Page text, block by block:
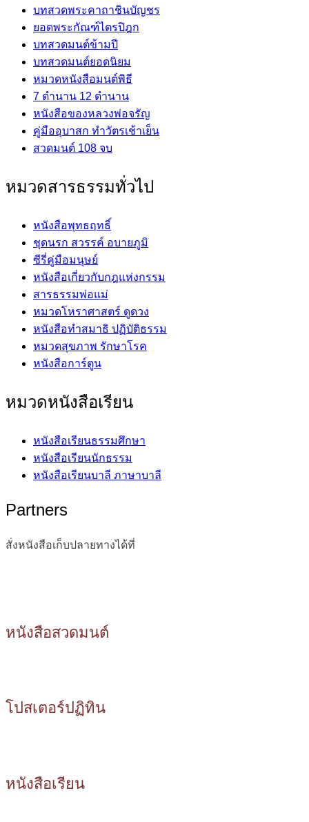
บทสวดพระคาถาชินบัญชร
ยอดพระกัณฑ์ไตรปิฎก
บทสวดมนต์ข้ามปี
บทสวดมนต์ยอดนิยม
หมวดหนังสือมนต์พิธี
7 ตำนาน 12 ตำนาน
หนังสือของหลวงพ่อจรัญ
คู่มืออุบาสก ทำวัตรเช้าเย็น
สวดมนต์ 108 จบ
หมวดสารธรรมทั่วไป
หนังสือพุทธฤทธิ์
ชุดนรก สวรรค์ อบายภูมิ
ซีรี่คู่มือมนุษย์
หนังสือเกี่ยวกับกฎแห่งกรรม
สารธรรมพ่อแม่
หมวดโหราศาสตร์ ดูดวง
หนังสือทำสมาธิ ปฏิบัติธรรม
หมวดสุขภาพ รักษาโรค
หนังสือการ์ตูน
หมวดหนังสือเรียน
หนังสือเรียนธรรมศึกษา
หนังสือเรียนนักธรรม
หนังสือเรียนบาลี ภาษาบาลี
Partners
สั่งหนังสือเก็บปลายทางได้ที่
หนังสือสวดมนต์
โปสเตอร์ปฏิทิน
หนังสือเรียน